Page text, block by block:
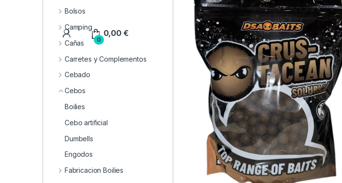
0
0,00 €
Bolsos
Camping
Cañas
Carretes y Complementos
Cebado
Cebos
Boilies
Cebo artificial
Dumbells
Engodos
Fabricacion Boilies